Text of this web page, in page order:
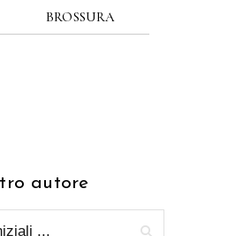
BROSSURA
autore